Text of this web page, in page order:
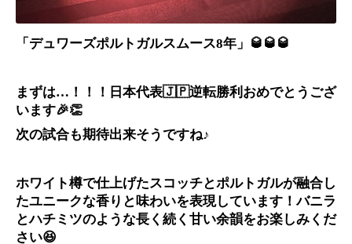
「デュワーズポルトガルスムース8年」🥃🥃🥃
まずは… ！！！日本代表🇯🇵逆転勝利おめでとうござ
います🎉👏
次の試合も期待出来そうですね♪
ホワイト樽で仕上げたスコッチとポルトガルが融合し
たユニークな香りと味わいを表現しています！バニラ
とハチミツのような長く続く甘い余韻をお楽しみくだ
さい😆